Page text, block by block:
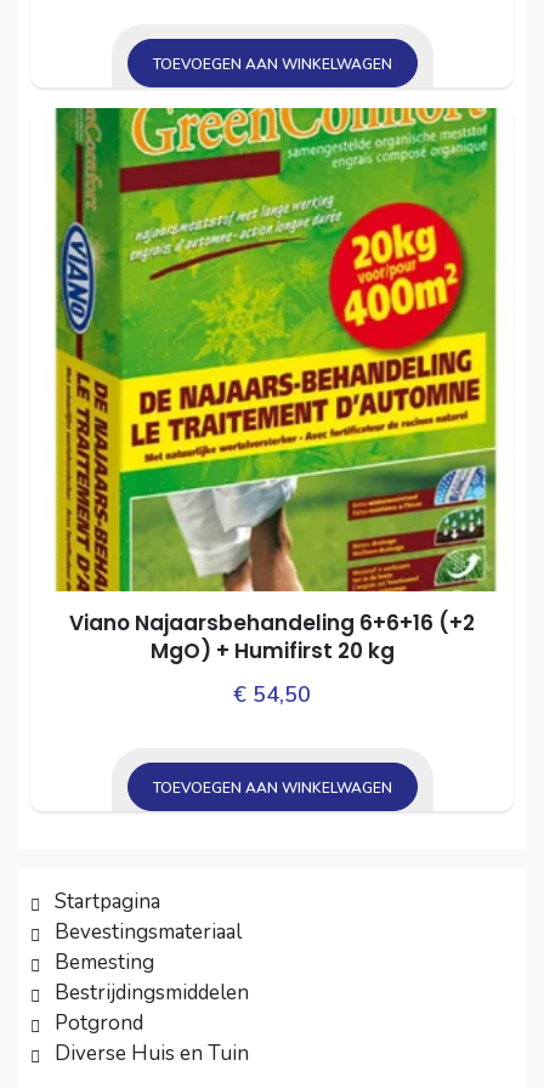
TOEVOEGEN AAN WINKELWAGEN
Viano Najaarsbehandeling 6+6+16 (+2
MgO) + Humifirst 20 kg
€ 54,50
TOEVOEGEN AAN WINKELWAGEN
Startpagina
Bevestingsmateriaal
Bemesting
Bestrijdingsmiddelen
Potgrond
Diverse Huis en Tuin